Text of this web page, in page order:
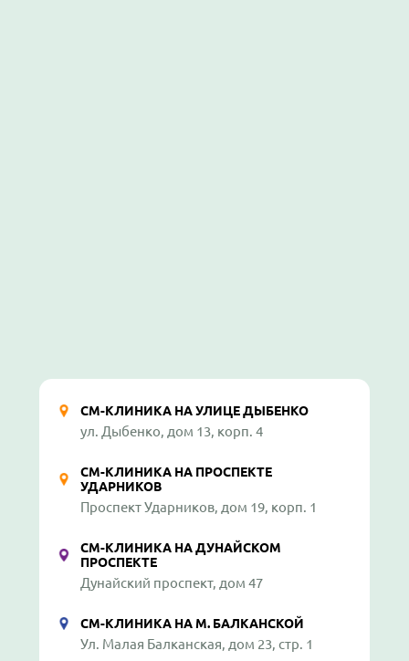
СМ-КЛИНИКА НА УЛИЦЕ ДЫБЕНКО
ул. Дыбенко, дом 13, корп. 4
СМ-КЛИНИКА НА ПРОСПЕКТЕ
УДАРНИКОВ
Проспект Ударников, дом 19, корп. 1
СМ-КЛИНИКА НА ДУНАЙСКОМ
ПРОСПЕКТЕ
Дунайский проспект, дом 47
СМ-КЛИНИКА НА М. БАЛКАНСКОЙ
Ул. Малая Балканская, дом 23, стр. 1